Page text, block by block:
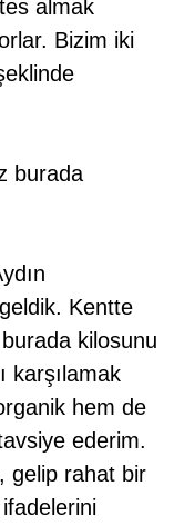
almak
Bizim iki
burada
Kentte
kilosunu
karşılamak
hem de
ederim.
gelip rahat bir